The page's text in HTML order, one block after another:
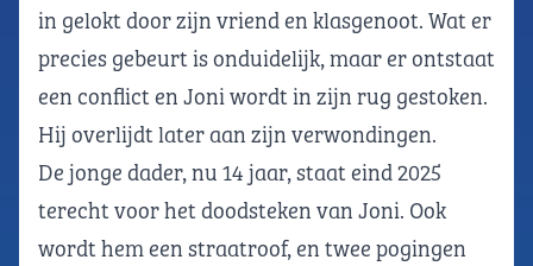
in gelokt door zijn vriend en klasgenoot. Wat er
precies gebeurt is onduidelijk, maar er ontstaat
een conflict en Joni wordt in zijn rug gestoken.
Hij overlijdt later aan zijn verwondingen.
De jonge dader, nu 14 jaar, staat eind 2025
terecht voor het doodsteken van Joni. Ook
wordt hem een straatroof, en twee pogingen